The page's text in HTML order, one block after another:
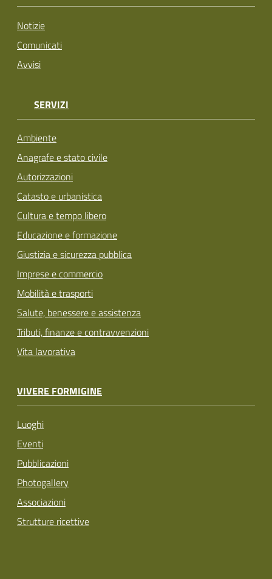
Notizie
Comunicati
Avvisi
SERVIZI
Ambiente
Anagrafe e stato civile
Autorizzazioni
Catasto e urbanistica
Cultura e tempo libero
Educazione e formazione
Giustizia e sicurezza pubblica
Imprese e commercio
Mobilità e trasporti
Salute, benessere e assistenza
Tributi, finanze e contravvenzioni
Vita lavorativa
VIVERE FORMIGINE
Luoghi
Eventi
Pubblicazioni
Photogallery
Associazioni
Strutture ricettive